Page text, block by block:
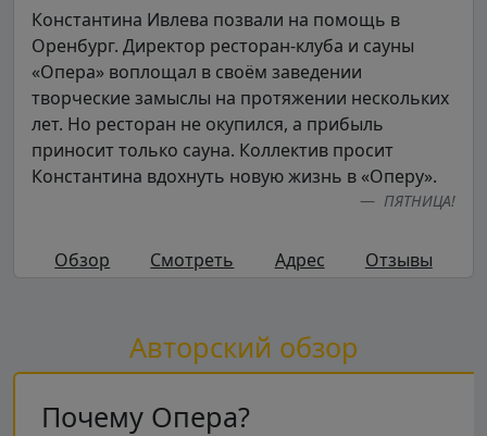
Константина Ивлева позвали на помощь в
Оренбург. Директор ресторан-клуба и сауны
«Опера» воплощал в своём заведении
творческие замыслы на протяжении нескольких
лет. Но ресторан не окупился, а прибыль
приносит только сауна. Коллектив просит
Константина вдохнуть новую жизнь в «Оперу».
ПЯТНИЦА!
Обзор Смотреть Адрес Отзывы
Авторский обзор
Почему Опера?